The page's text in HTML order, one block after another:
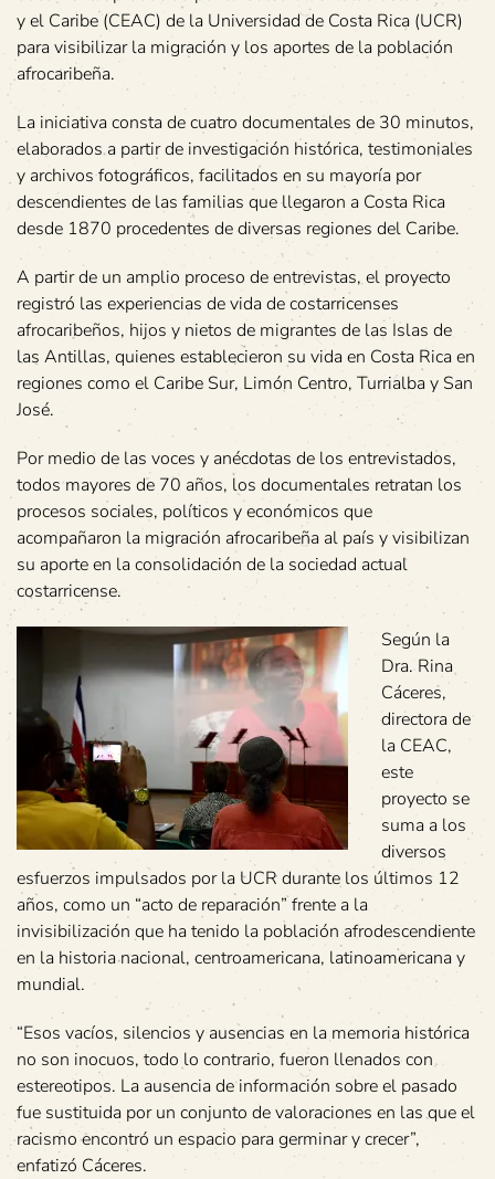
y el Caribe (CEAC) de la Universidad de Costa Rica (UCR)
para visibilizar la migración y los aportes de la población
afrocaribeña.
La iniciativa consta de cuatro documentales de 30 minutos,
elaborados a partir de investigación histórica, testimoniales
y archivos fotográficos, facilitados en su mayoría por
descendientes de las familias que llegaron a Costa Rica
desde 1870 procedentes de diversas regiones del Caribe.
A partir de un amplio proceso de entrevistas, el proyecto
registró las experiencias de vida de costarricenses
afrocaribeños, hijos y nietos de migrantes de las Islas de
las Antillas, quienes establecieron su vida en Costa Rica en
regiones como el Caribe Sur, Limón Centro, Turrialba y San
José.
Por medio de las voces y anécdotas de los entrevistados,
todos mayores de 70 años, los documentales retratan los
procesos sociales, políticos y económicos que
acompañaron la migración afrocaribeña al país y visibilizan
su aporte en la consolidación de la sociedad actual
costarricense.
Según la
Dra. Rina
Cáceres,
directora de
la CEAC,
este
proyecto se
suma a los
diversos
esfuerzos impulsados por la UCR durante los últimos 12
años, como un “acto de reparación” frente a la
invisibilización que ha tenido la población afrodescendiente
en la historia nacional, centroamericana, latinoamericana y
mundial.
“Esos vacíos, silencios y ausencias en la memoria histórica
no son inocuos, todo lo contrario, fueron llenados con
estereotipos. La ausencia de información sobre el pasado
fue sustituida por un conjunto de valoraciones en las que el
racismo encontró un espacio para germinar y crecer”,
enfatizó Cáceres.